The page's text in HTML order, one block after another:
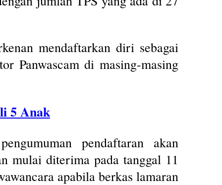
mendaftarkan diri sebagai
Panwascam di masing-masing
5 Anak
pendaftaran akan
mulai diterima pada tanggal 11
apabila berkas lamaran